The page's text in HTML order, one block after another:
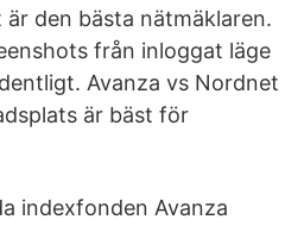
den bästa nätmäklaren.
från inloggat läge
Avanza vs Nordnet
är bäst för
indexfonden Avanza